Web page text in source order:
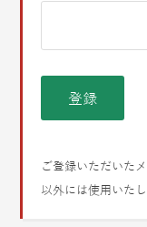
ご登録いただいた
以外には使用いたし